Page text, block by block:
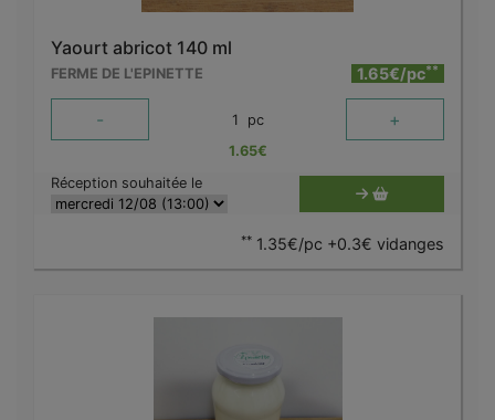
Yaourt abricot 140 ml
FERME DE L'EPINETTE 1.65€/pc**
- 1 pc +
1.65€
Réception souhaitée le
** 1.35€/pc +0.3€ vidanges